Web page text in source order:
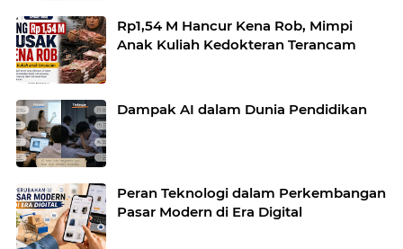
Rp1,54 M Hancur Kena Rob, Mimpi
Anak Kuliah Kedokteran Terancam
Dampak AI dalam Dunia Pendidikan
Peran Teknologi dalam Perkembangan
Pasar Modern di Era Digital